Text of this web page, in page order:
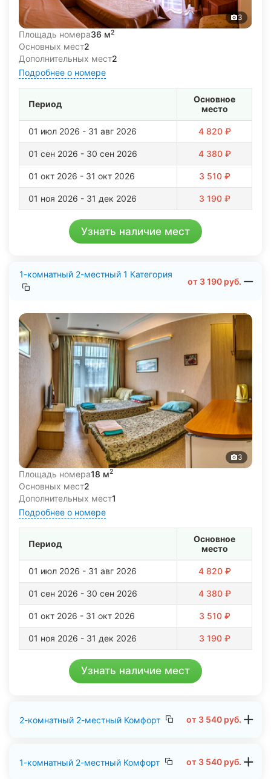
3
Площадь номера36 м2
Основных мест2
Дополнительных мест2
Подробнее о номере
Период
Основное
место
01 июл 2026 - 31 авг 2026 4 820 ₽
01 сен 2026 - 30 сен 2026 4 380 ₽
01 окт 2026 - 31 окт 2026 3 510 ₽
01 ноя 2026 - 31 дек 2026 3 190 ₽
Узнать наличие мест
1-комнатный 2-местный 1 Категория
от 3 190 руб.
3
Площадь номера18 м2
Основных мест2
Дополнительных мест1
Подробнее о номере
Период
Основное
место
01 июл 2026 - 31 авг 2026 4 820 ₽
01 сен 2026 - 30 сен 2026 4 380 ₽
01 окт 2026 - 31 окт 2026 3 510 ₽
01 ноя 2026 - 31 дек 2026 3 190 ₽
Узнать наличие мест
2-комнатный 2-местный Комфорт от 3 540 руб.
1-комнатный 2-местный Комфорт от 3 540 руб.